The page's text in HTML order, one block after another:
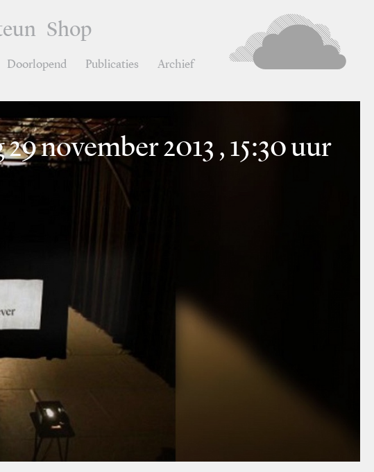
Shop
Doorlopend Publicaties Archief
november 2013 , 15:30 uur